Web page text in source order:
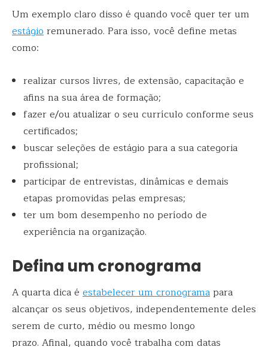
Um exemplo claro disso é quando você quer ter um
estágioremunerado. Para isso, você define metas
como:
realizar cursos livres, de extensão, capacitação e
afins na sua área de formação;
fazer e/ou atualizar o seu currículo conforme seus
certificados;
buscar seleções de estágio para a sua categoria
profissional;
participar de entrevistas, dinâmicas e demais
etapas promovidas pelas empresas;
ter um bom desempenho no período de
experiência na organização.
Defina um cronograma
A quarta dica é estabelecer um cronogramapara
alcançar os seus objetivos, independentemente deles
serem de curto, médio ou mesmo longo
prazo. Afinal, quando você trabalha com datas